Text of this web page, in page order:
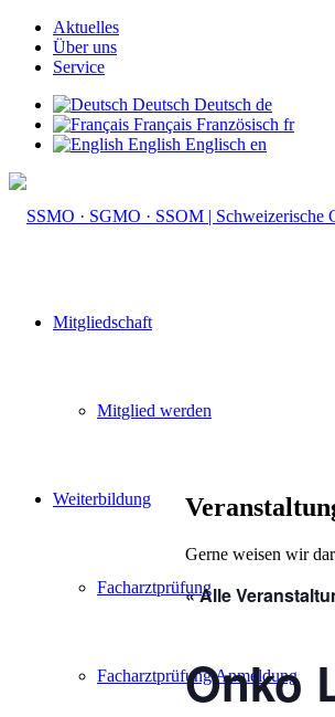
Aktuelles
Über uns
Service
Deutsch Deutsch de
Français Französisch fr
English Englisch en
Mitgliedschaft
Mitglied werden
Weiterbildung
Facharztprüfung
Facharztprüfung Anmeldung
Gerne weisen wir
« Alle
Onko